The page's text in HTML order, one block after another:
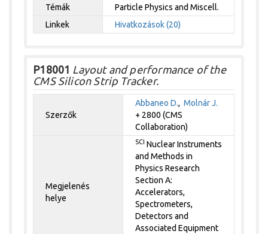
Témák
Particle Physics and Miscell.
Linkek
Hivatkozások (20)
P18001 Layout and performance of the
CMS Silicon Strip Tracker.
Szerzők
Abbaneo D.,Molnár J.
+ 2800 (CMS
Collaboration)
Megjelenés
helye
SCI Nuclear Instruments
and Methods in
Physics Research
Section A:
Accelerators,
Spectrometers,
Detectors and
Associated Equipment